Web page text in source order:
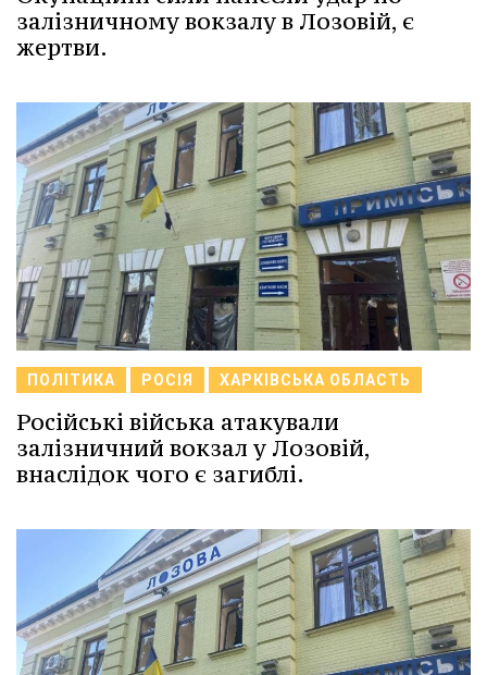
залізничному вокзалу в Лозовій, є
жертви.
ПОЛІТИКА РОСІЯ ХАРКІВСЬКА ОБЛАСТЬ
Російські війська атакували
залізничний вокзал у Лозовій,
внаслідок чого є загиблі.